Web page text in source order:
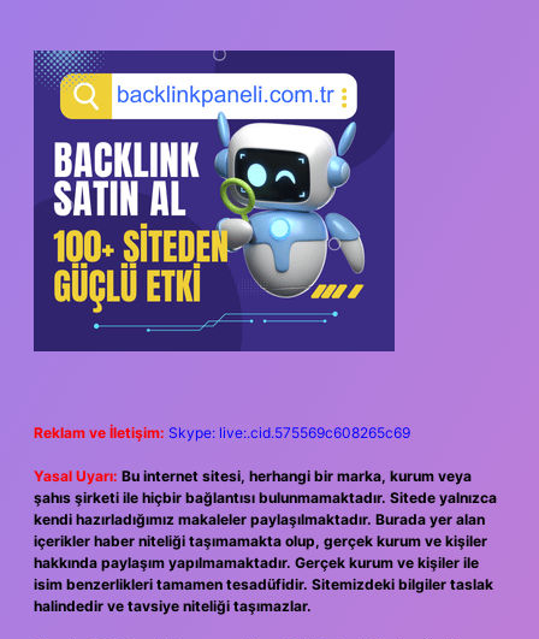
Reklam ve İletişim: Skype: live:.cid.575569c608265c69
Yasal Uyarı: Bu internet sitesi, herhangi bir marka, kurum veya
şahıs şirketi ile hiçbir bağlantısı bulunmamaktadır. Sitede yalnızca
kendi hazırladığımız makaleler paylaşılmaktadır. Burada yer alan
içerikler haber niteliği taşımamakta olup, gerçek kurum ve kişiler
hakkında paylaşım yapılmamaktadır. Gerçek kurum ve kişiler ile
isim benzerlikleri tamamen tesadüfidir. Sitemizdeki bilgiler taslak
halindedir ve tavsiye niteliği taşımazlar.